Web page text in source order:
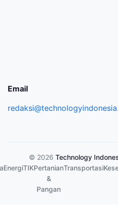
Email
© 2026 Technology
EnergiTIKPertanian
&
Pangan
Transportasi